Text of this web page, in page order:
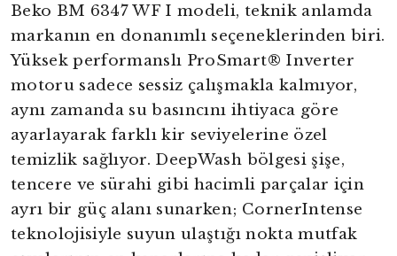
Beko BM 6347 WF I modeli, teknik anlamda
markanın en donanımlı seçeneklerinden biri.
Yüksek performanslı ProSmart® Inverter
motoru sadece sessiz çalışmakla kalmıyor,
aynı zamanda su basıncını ihtiyaca göre
ayarlayarak farklı kir seviyelerine özel
temizlik sağlıyor. DeepWash bölgesi şişe,
tencere ve sürahi gibi hacimli parçalar için
ayrı bir güç alanı sunarken; CornerIntense
teknolojisiyle suyun ulaştığı nokta mutfak